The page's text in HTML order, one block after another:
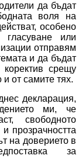
да бъдат
воля на
особено
гласуване или
отправям
и да бъдат
срещу
от самите тях.
декларация,
ми, че
свободното
прозрачността
на доверието в
за